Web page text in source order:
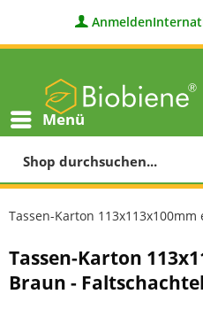
Anmelden
Menü
Tassen-Karton
Tassen-Karton
Braun - Faltschachtel